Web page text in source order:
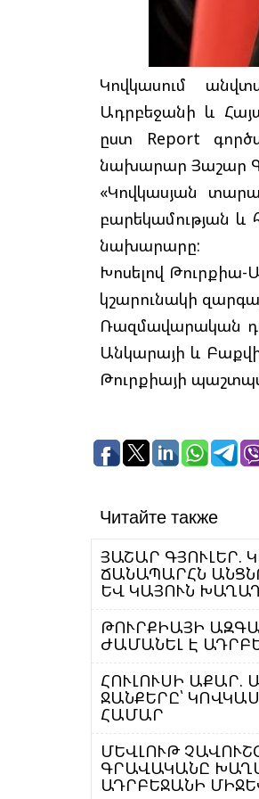
Կովկասում
Ադրբեջանի և
ըստ Report
նախարար Յաշար
«Կովկասյան
բարեկամության և
նախարարը:
Խոսելով Թուրքիա-
կշարունակի
Ռազմավարական
Անկարայի և
Թուրքիայի
Читайте также
ՅԱՇԱՐ ԳՅՈՒԼԵՐ.
ՃԱՆԱՊԱՐՀՆ
ԵՎ ԿԱՅՈՒՆ
ԹՈՒՐՔԻԱՅԻ
ԺԱՄԱՆԵԼ Է
ՀՈՒԼՈՒՍԻ ԱՔԱՐ.
ՋԱՆՔԵՐԸ՝
ՀԱՄԱՐ
ՄԵՎԼՈՒԹ
ԳՐԱՎԱԿԱՆԸ
ԱԴՐԲԵՋԱՆԻ